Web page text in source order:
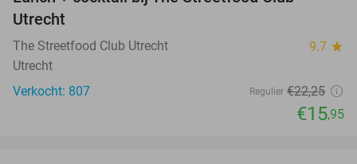
Utrecht
The Streetfood Club Utrecht 9.7 star
Utrecht
Verkocht: 807
Regulier €22,25
€15,95